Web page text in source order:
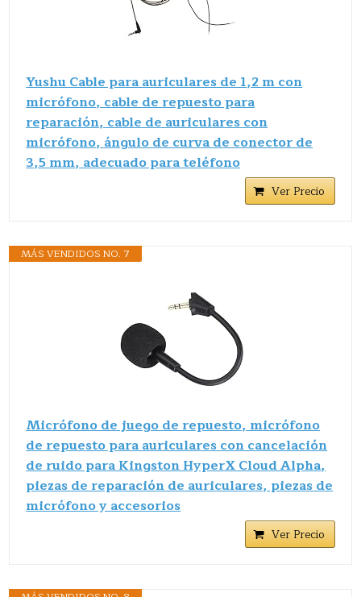
Yushu Cable para auriculares de 1,2 m con
micrófono, cable de repuesto para
reparación, cable de auriculares con
micrófono, ángulo de curva de conector de
3,5 mm, adecuado para teléfono
Ver Precio
MÁS VENDIDOS NO. 7
Micrófono de juego de repuesto, micrófono
de repuesto para auriculares con cancelación
de ruido para Kingston HyperX Cloud Alpha,
piezas de reparación de auriculares, piezas de
micrófono y accesorios
Ver Precio